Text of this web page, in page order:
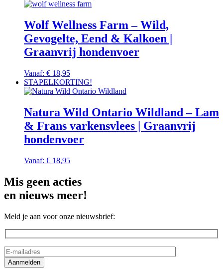
Wolf Wellness Farm – Wild,
Gevogelte, Eend & Kalkoen |
Graanvrij hondenvoer
Vanaf: € 18,95
STAPELKORTING!
Natura Wild Ontario Wildland – Lam
& Frans varkensvlees | Graanvrij
hondenvoer
Vanaf: € 18,95
Mis geen acties
en nieuws meer!
Meld je aan voor onze nieuwsbrief: